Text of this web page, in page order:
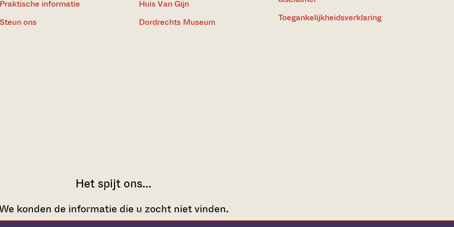
Praktische informatie
Steun ons
Huis Van Gijn
Dordrechts Museum
Toegankelijkheidsverklaring